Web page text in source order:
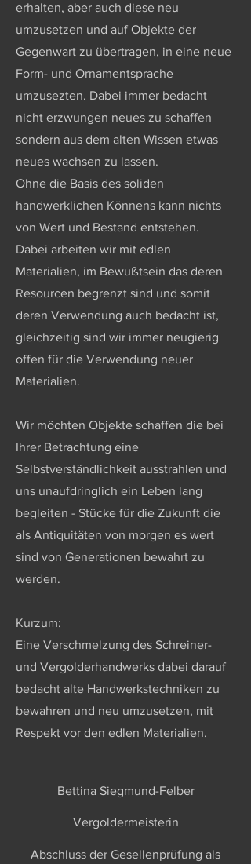
erhalten, aber auch diese neu
umzusetzen und auf Objekte der
Gegenwart zu übertragen, in eine neue
Form- und Ornamentsprache
umzusezten. Dabei immer bedacht
nicht erzwungen neues zu schaffen
sondern aus dem alten Wissen etwas
neues wachsen zu lassen.
Ohne die Basis des soliden
handwerklichen Könnens kann nichts
von Wert und Bestand entstehen.
Dabei arbeiten wir mit edlen
Materialien, im Bewußtsein das deren
Resourcen begrenzt sind und somit
deren Verwendung auch bedacht ist,
gleichzeitig sind wir immer neugierig
offen für die Verwendung neuer
Materialien.
Wir möchten Objekte schaffen die bei
Ihrer Betrachtung eine
Selbstverständlichkeit ausstrahlen und
uns unaufdringlich ein Leben lang
begleiten - Stücke für die Zukunft die
als Antiquitäten von morgen es wert
sind von Generationen bewahrt zu
werden.
Kurzum:
Eine Verschmelzung des Schreiner-
und Vergolderhandwerks dabei darauf
bedacht alte Handwerkstechniken zu
bewahren und neu umzusetzen, mit
Respekt vor den edlen Materialien.
Bettina Siegmund-Felber
Vergoldermeisterin
Abschluss der Gesellenprüfung als